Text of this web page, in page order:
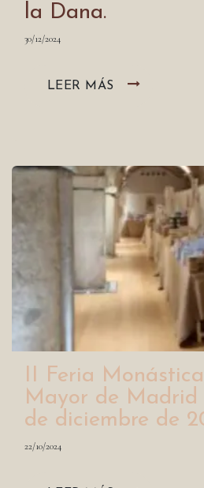
la Dana.
30/12/2024
LEER MÁS
II Feria
Mayor de Madrid
de diciembre de
22/10/2024